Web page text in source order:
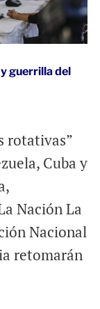
guerrilla del
rotativas”
Cuba y
Nación La
Nacional
retomarán